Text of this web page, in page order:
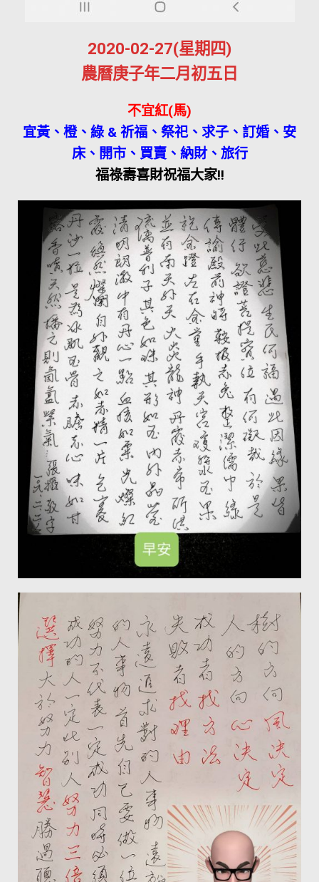
2020-02-27(星期四)
農曆庚子年二月初五日
不宜紅(馬)
宜黃、橙、綠 & 祈福、祭祀、求子、訂婚、安
床、開市、買賣、納財、旅行
福祿壽喜財祝福大家!!